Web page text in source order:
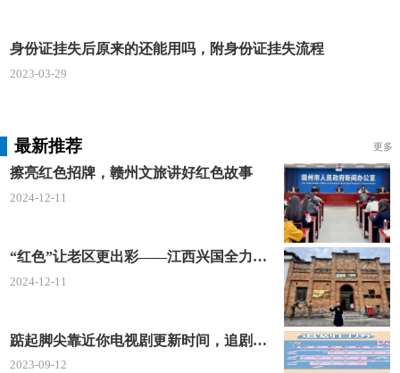
身份证挂失后原来的还能用吗，附身份证挂失流程
2023-03-29
最新推荐 更多
擦亮红色招牌，赣州文旅讲好红色故事
2024-12-11
“红色”让老区更出彩——江西兴国全力打造红色文化传承发展创新示范区
2024-12-11
踮起脚尖靠近你电视剧更新时间，追剧日历及剧情简介
2023-09-12